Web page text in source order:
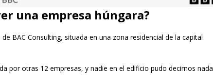
una empresa húngara?
BAC Consulting, situada en una zona residencial de la capital
por otras 12 empresas, y nadie en el edificio pudo decirnos nada